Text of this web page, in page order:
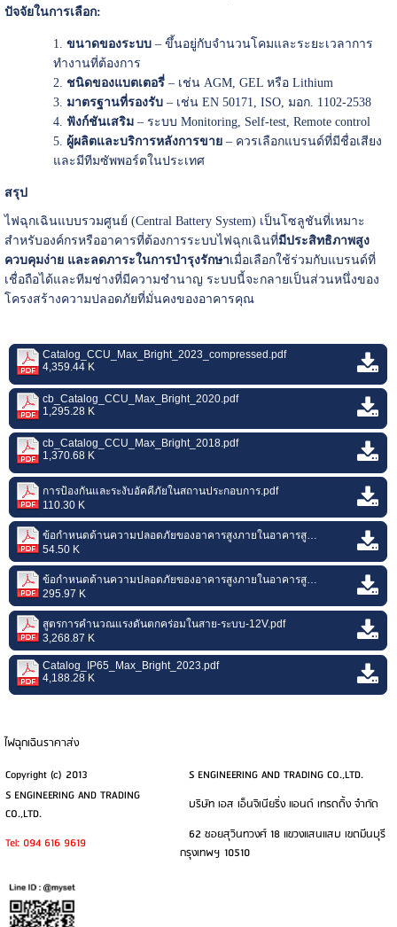
ปัจจัยในการเลือก:
ขนาดของระบบ– ขึ้นอยู่กับจำนวนโคมและระยะเวลาการ
ทำงานที่ต้องการ
ชนิดของแบตเตอรี่– เช่น AGM, GEL หรือ Lithium
มาตรฐานที่รองรับ– เช่น EN 50171, ISO, มอก. 1102-2538
ฟังก์ชันเสริม– ระบบ Monitoring, Self-test, Remote control
ผู้ผลิตและบริการหลังการขาย– ควรเลือกแบรนด์ที่มีชื่อเสียง
และมีทีมซัพพอร์ตในประเทศ
สรุป
ไฟฉุกเฉินแบบรวมศูนย์ (Central Battery System) เป็นโซลูชันที่เหมาะ
สำหรับองค์กรหรืออาคารที่ต้องการระบบไฟฉุกเฉินที่มีประสิทธิภาพสูง
ควบคุมง่าย และลดภาระในการบำรุงรักษาเมื่อเลือกใช้ร่วมกับแบรนด์ที่
เชื่อถือได้และทีมช่างที่มีความชำนาญ ระบบนี้จะกลายเป็นส่วนหนึ่งของ
โครงสร้างความปลอดภัยที่มั่นคงของอาคารคุณ
Catalog_CCU_Max_Bright_2023_compressed.pdf
4,359.44 K
cb_Catalog_CCU_Max_Bright_2020.pdf
1,295.28 K
cb_Catalog_CCU_Max_Bright_2018.pdf
1,370.68 K
การป้องกันและระงับอัคคีภัยในสถานประกอบการ.pdf
110.30 K
54.50 K
295.97 K
สูตรการคำนวณแรงดันตกคร่อมในสาย-ระบบ-12V.pdf
3,268.87 K
Catalog_IP65_Max_Bright_2023.pdf
4,188.28 K
ไฟฉุกเฉินราคาส่ง
Copyright (c) 2013
S ENGINEERING AND TRADING CO.,LTD.
S ENGINEERING AND TRADING
CO.,LTD.
บริษัท เอส เอ็นจิเนียริ่ง แอนด์ เทรดดิ้ง จำกัด
Tel: 094 616 9619
62 ซอยสุวินทวงศ์ 18 แขวงแสนแสบ เขตมีนบุรี
กรุงเทพฯ 10510